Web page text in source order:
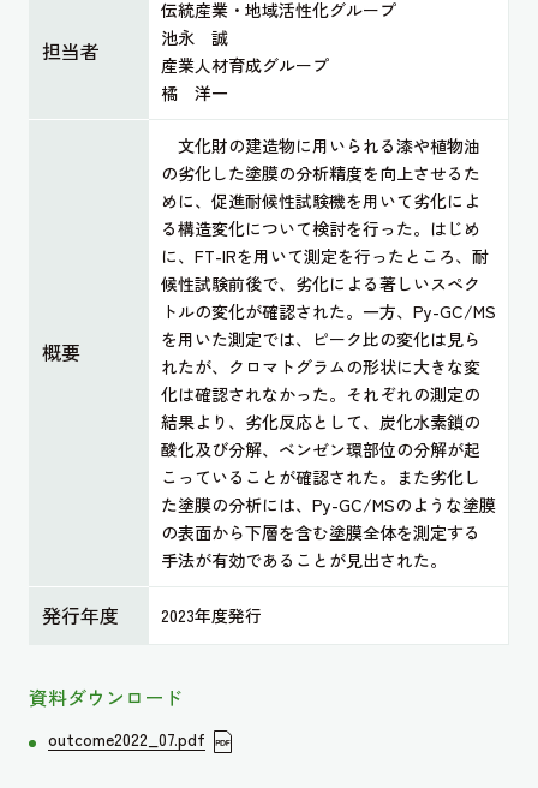
担当者
伝統産業・地域活性化グループ
池永 誠
産業人材育成グループ
橘 洋一
概要
文化財の建造物に用いられる漆や植物油
の劣化した塗膜の分析精度を向上させるた
めに、促進耐候性試験機を用いて劣化によ
る構造変化について検討を行った。はじめ
に、FT-IRを用いて測定を行ったところ、耐
候性試験前後で、劣化による著しいスペク
トルの変化が確認された。一方、Py-GC/MS
を用いた測定では、ピーク比の変化は見ら
れたが、クロマトグラムの形状に大きな変
化は確認されなかった。それぞれの測定の
結果より、劣化反応として、炭化水素鎖の
酸化及び分解、ベンゼン環部位の分解が起
こっていることが確認された。また劣化し
た塗膜の分析には、Py-GC/MSのような塗膜
の表面から下層を含む塗膜全体を測定する
手法が有効であることが見出された。
発行年度 2023年度発行
資料ダウンロード
outcome2022_07.pdf